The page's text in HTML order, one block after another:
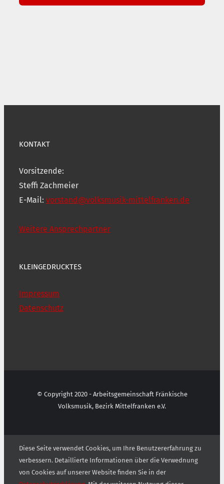
KONTAKT
Vorsitzende:
Steffi Zachmeier
E-Mail: vorstand@volksmusik-mittelfranken.de
Weitere Ansprechpartner
KLEINGEDRUCKTES
Impressum
Datenschutz
© Copyright 2020 - Arbeitsgemeinschaft Fränkische
Volksmusik, Bezirk Mittelfranken e.V.
Diese Seite verwendet Cookies, um Ihre Benutzererfahrung zu
verbessern. Detaillierte Informationen über die Verwednung
von Cookies auf unserer Website finden Sie in der